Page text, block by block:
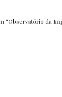
“Observatório da